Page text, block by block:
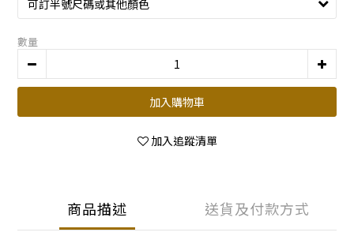
數量
加入購物車
加入追蹤清單
商品描述 送貨及付款方式